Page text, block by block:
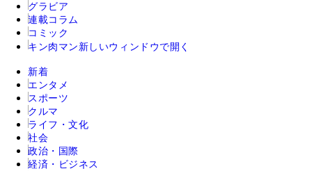
グラビア
連載コラム
コミック
キン肉マン 新しいウィンドウで開く
新着
エンタメ
スポーツ
クルマ
ライフ・文化
社会
政治・国際
経済・ビジネス